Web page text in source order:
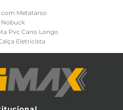
com Metatarso
Nobuck
Pvc Cano Longo
Eletricista
para Eletricista
Paraquedista
Cone de Sinalização
Civil